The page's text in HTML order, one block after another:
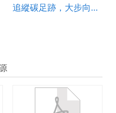
追縱碳足跡，大步向前走